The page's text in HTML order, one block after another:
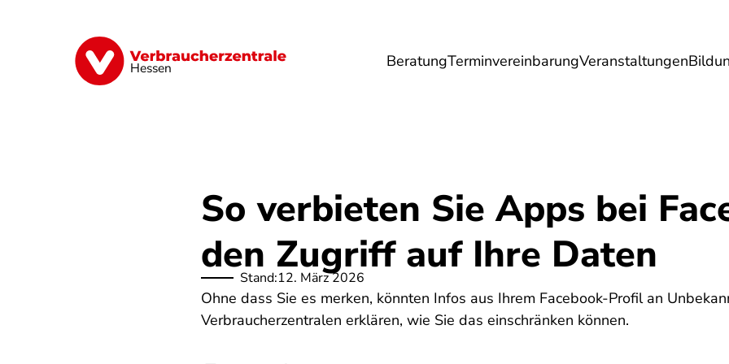
Hessen BeratungTerminvereinbarungVeranstaltungen
Digitales Energie Finanzen Gesundheit Lebensmittel Reise
So verbieten Sie Apps bei
den Zugriff auf Ihre Daten
Stand:12. März 2026
Ohne dass Sie es merken, könnten Infos aus Ihrem Facebook-Profil an
Verbraucherzentralen erklären, wie Sie das einschränken können.